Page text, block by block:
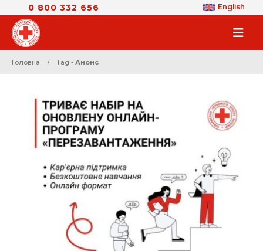
0 800 332 656 English
Головна Tag - Анонс